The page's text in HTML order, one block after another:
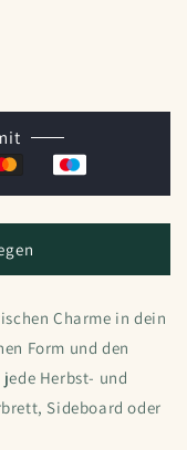
Charme in dein
Form und den
Herbst- und
Sideboard oder